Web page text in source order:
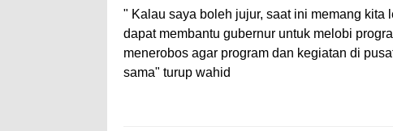
" Kalau saya boleh jujur, saat ini memang
dapat membantu gubernur untuk melobi
menerobos agar program dan kegiatan di
sama" turup wahid